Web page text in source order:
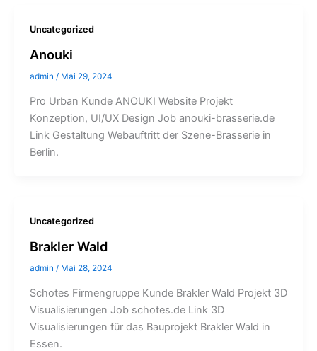
Uncategorized
Anouki
admin / Mai 29, 2024
Pro Urban Kunde ANOUKI Website Projekt
Konzeption, UI/UX Design Job anouki-brasserie.de
Link Gestaltung Webauftritt der Szene-Brasserie in
Berlin.
Uncategorized
Brakler Wald
admin / Mai 28, 2024
Schotes Firmengruppe Kunde Brakler Wald Projekt 3D
Visualisierungen Job schotes.de Link 3D
Visualisierungen für das Bauprojekt Brakler Wald in
Essen.